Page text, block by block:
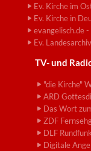
Ev. Kirche im
Ev. Kirche in
evangelisch.de
Ev. Landesarchiv
TV- und
"die Kirche"
ARD
Das Wort
ZDF
DLF
Digitale